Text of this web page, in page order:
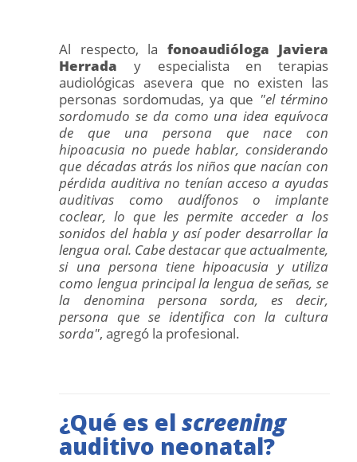
Al respecto, la fonoaudióloga Javiera
Herrada y especialista en terapias
audiológicas asevera que no existen las
personas sordomudas, ya que "el término
sordomudo se da como una idea equívoca
de que una persona que nace con
hipoacusia no puede hablar, considerando
que décadas atrás los niños que nacían con
pérdida auditiva no tenían acceso a ayudas
auditivas como audífonos o implante
coclear, lo que les permite acceder a los
sonidos del habla y así poder desarrollar la
lengua oral. Cabe destacar que actualmente,
si una persona tiene hipoacusia y utiliza
como lengua principal la lengua de señas, se
la denomina persona sorda, es decir,
persona que se identifica con la cultura
sorda", agregó la profesional.
¿Qué es elscreening
auditivo neonatal?